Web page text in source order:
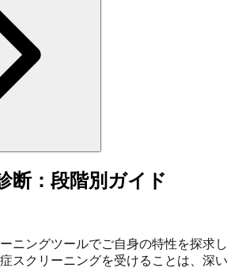
断：段階別ガイド
ニングツールでご自身の特性を探求し
スクリーニングを受けることは、深